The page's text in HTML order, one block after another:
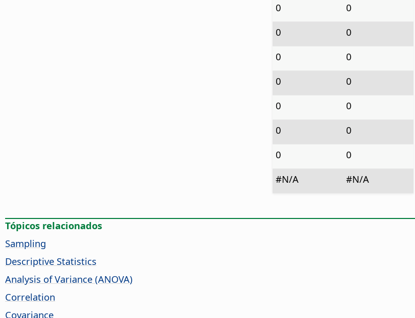
0
0
0
0
0
0
0
0
0
0
0
0
0
0
#N/A
#N/A
Tópicos relacionados
Sampling
Descriptive Statistics
Analysis of Variance (ANOVA)
Correlation
Covariance